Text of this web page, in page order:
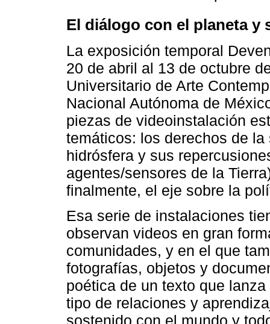
El diálogo con el planeta y
La exposición temporal
20 de abril al 13 de octubre
Universitario de Arte
Nacional Autónoma de
piezas de videoinstalación
temáticos: los derechos de
hidrósfera y sus
agentes/sensores de la
finalmente, el eje sobre la
Esa serie de instalaciones
observan videos en gran
comunidades, y en el que
fotografías, objetos y
poética de un texto que
tipo de relaciones y
sostenido con el mundo y